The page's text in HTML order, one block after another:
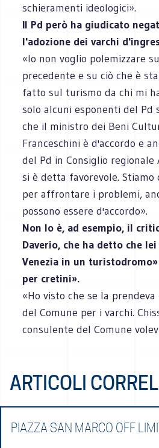
schieramenti ideologici».
Il Pd però ha giudicato
l'adozione dei varchi
«Io non voglio polemizzare
precedente e su ciò che è
fatto sul turismo da chi mi
solo alcuni esponenti del Pd
che il ministro dei Beni
Franceschini è d'accordo e
del Pd in Consiglio regionale
si è detta favorevole. Stiamo
per affrontare i problemi,
possono essere d'accordo».
Non lo è, ad esempio, il
Daverio, che ha detto che
Venezia in un
per cretini».
«Ho visto che se la
del Comune per i varchi.
consulente del Comune
ARTICOLI
PIAZZA SAN MARCO OFF